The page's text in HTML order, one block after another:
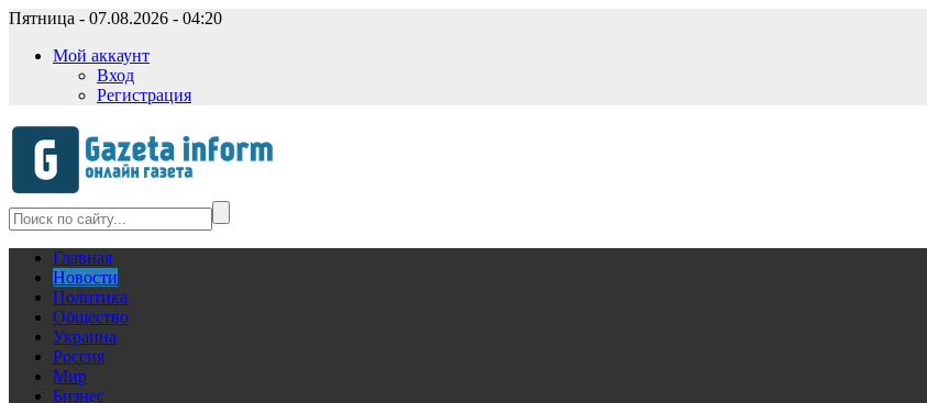
Пятница - 07.08.2026 - 04:20
Мой аккаунт
Вход
Регистрация
Главная
Новости
Политика
Общество
Украина
Россия
Мир
Бизнес